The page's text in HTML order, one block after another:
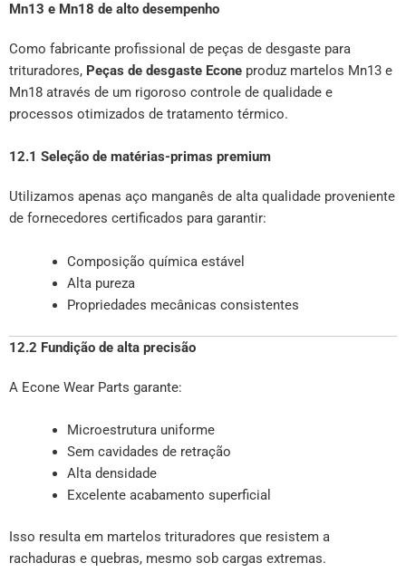
Mn13 e Mn18 de alto desempenho
Como fabricante profissional de peças de desgaste para
trituradores, Peças de desgaste Econe produz martelos Mn13 e
Mn18 através de um rigoroso controle de qualidade e
processos otimizados de tratamento térmico.
12.1 Seleção de matérias-primas premium
Utilizamos apenas aço manganês de alta qualidade proveniente
de fornecedores certificados para garantir:
Composição química estável
Alta pureza
Propriedades mecânicas consistentes
12.2 Fundição de alta precisão
A Econe Wear Parts garante:
Microestrutura uniforme
Sem cavidades de retração
Alta densidade
Excelente acabamento superficial
Isso resulta em martelos trituradores que resistem a
rachaduras e quebras, mesmo sob cargas extremas.